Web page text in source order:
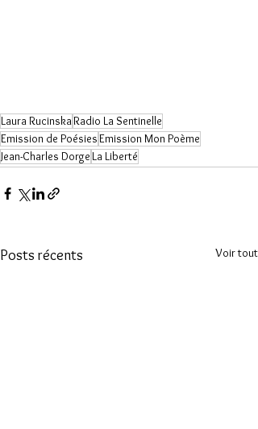
Laura RucinskaRadio La Sentinelle
Emission de PoésiesEmission Mon Poème
Jean-Charles Dorge La Liberté
Posts récents Voir tout